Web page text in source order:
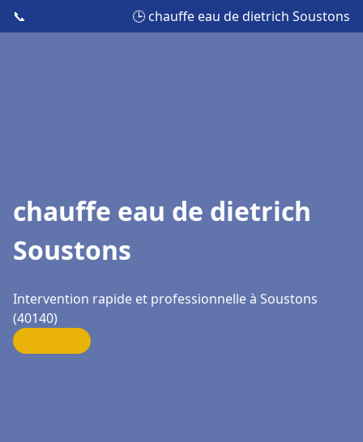
📞 🕒 chauffe eau de dietrich Soustons
chauffe eau de dietrich
Soustons
Intervention rapide et professionnelle à Soustons
(40140)